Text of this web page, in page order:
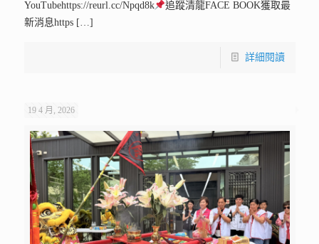
YouTubehttps://reurl.cc/Npqd8k
追蹤清龍FACE BOOK獲取最
新消息https[…]
詳細閱讀
19 4 月, 2026